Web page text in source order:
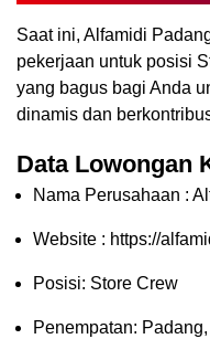
Saat ini, Alfamidi
pekerjaan untuk posisi
yang bagus bagi Anda
dinamis dan
Data Lowongan
Nama Perusahaan :
Website : https://
Posisi: Store Crew
Penempatan: